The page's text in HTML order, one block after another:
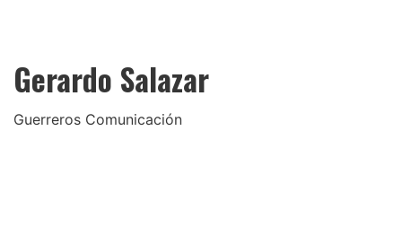
Gerardo Salazar
Guerreros Comunicación